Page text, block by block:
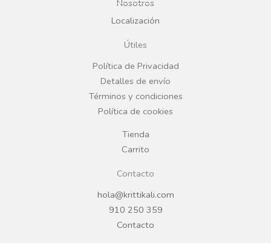
o
o
k
g
r
a
Nosotros
Localización
Útiles
Política de Privacidad
Detalles de envío
Términos y condiciones
Política de cookies
Tienda
Carrito
Contacto
hola@krittikali.com
910 250 359
Contacto